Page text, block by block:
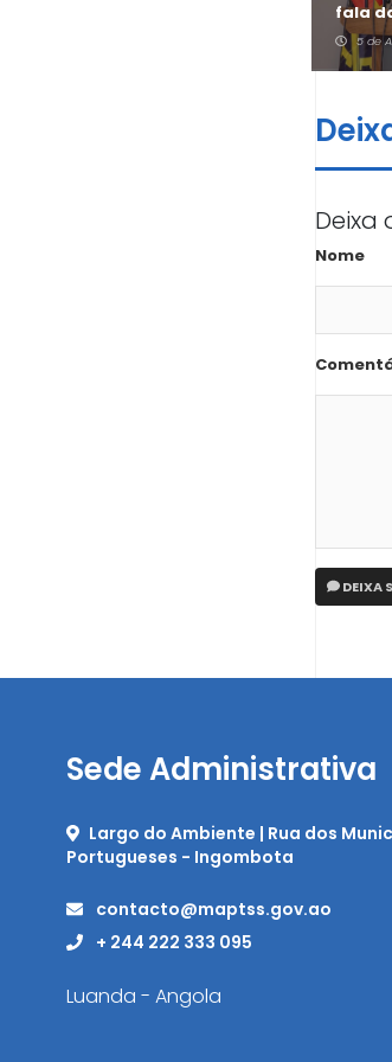
fala
5 de
Deixa
Nome
DEIXA
Sede Administrativa
Largo do Ambiente | Rua dos
Portugueses - Ingombota
contacto@maptss.gov.ao
+ 244 222 333 095
Luanda - Angola